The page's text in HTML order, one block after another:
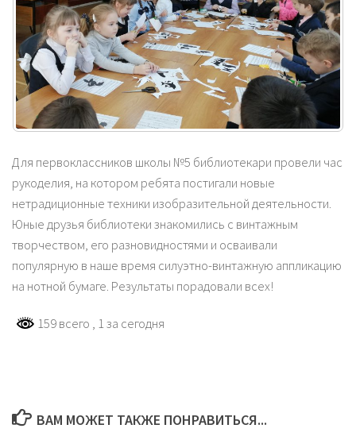
Для первоклассников школы №5 библиотекари провели час
рукоделия, на котором ребята постигали новые
нетрадиционные техники изобразительной деятельности.
Юные друзья библиотеки знакомились с винтажным
творчеством, его разновидностями и осваивали
популярную в наше время силуэтно-винтажную аппликацию
на нотной бумаге. Результаты порадовали всех!
159 всего , 1 за сегодня
ВАМ МОЖЕТ ТАКЖЕ ПОНРАВИТЬСЯ...